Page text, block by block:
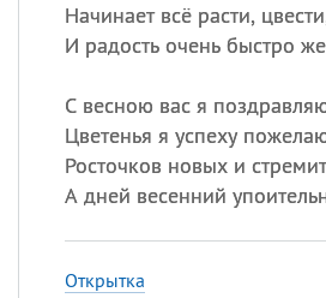
Начинает всё расти,
И радость очень быстро
С весною вас я
Цветенья я успеху
Росточков новых и
А дней весенний
Открытка